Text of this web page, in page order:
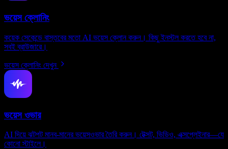
ভয়েস ক্লোনিং
কয়েক সেকেন্ডে বাস্তবের মতো AI ভয়েস ক্লোন করুন। কিছু ইনস্টল করতে হবে না,
সবই ব্রাউজারে।
ভয়েস ক্লোনিং দেখুন
ভয়েস ওভার
AI দিয়ে ঝটপট মানব-মানের ভয়েসওভার তৈরি করুন। টেক্সট, ভিডিও, এক্সপ্লেইনার—যে
কোনো স্টাইলে।